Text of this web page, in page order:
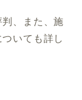
、また、施
いても詳し